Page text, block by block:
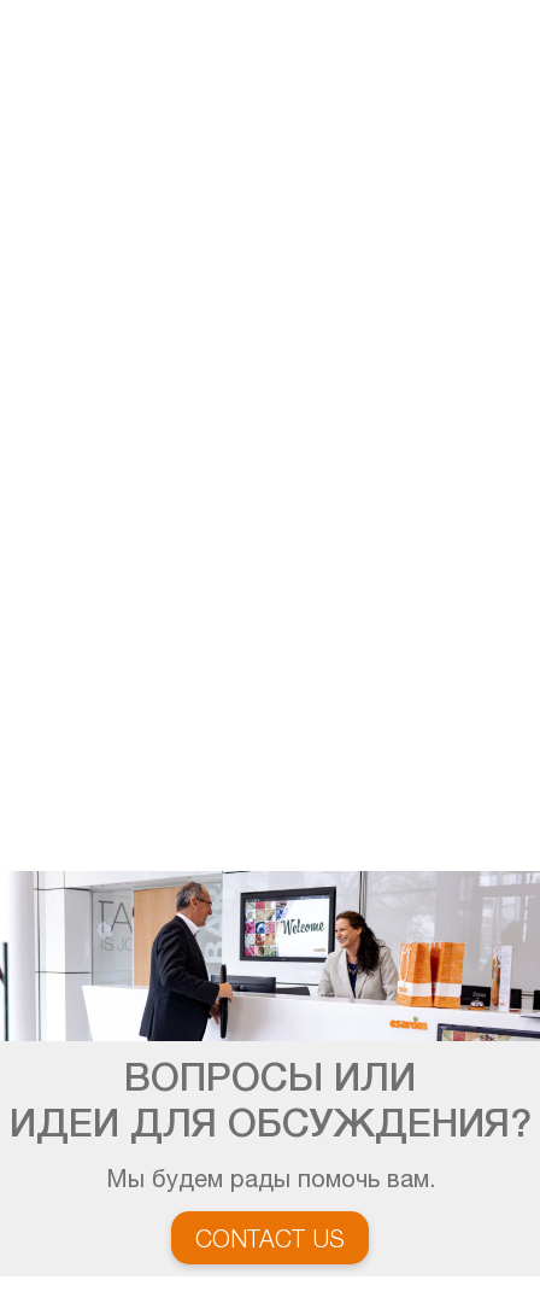
ВОПРОСЫ ИЛИ
ИДЕИ ДЛЯ ОБСУЖДЕНИЯ?
Мы будем рады помочь вам.
CONTACT US